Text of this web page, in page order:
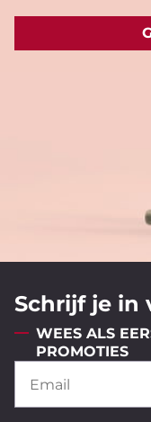
Schrijf je in
WEES ALS
PROMOTIES